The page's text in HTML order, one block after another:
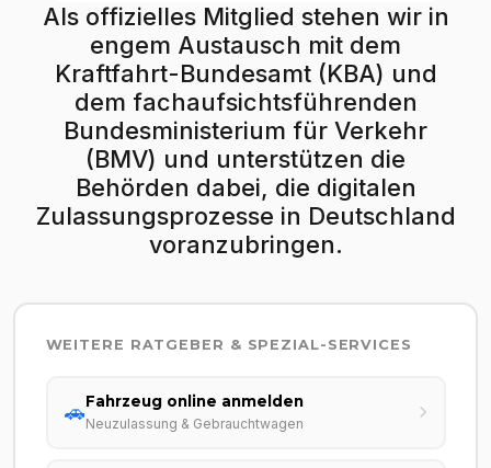
Als offizielles Mitglied stehen wir in
engem Austausch mit dem
Kraftfahrt-Bundesamt (KBA) und
dem fachaufsichtsführenden
Bundesministerium für Verkehr
(BMV) und unterstützen die
Behörden dabei, die digitalen
Zulassungsprozesse in Deutschland
voranzubringen.
WEITERE RATGEBER & SPEZIAL-SERVICES
🚗Fahrzeug online anmelden
Neuzulassung & Gebrauchtwagen